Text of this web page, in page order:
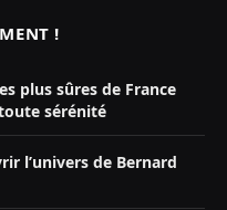
!
plus sûres de France
sérénité
l’univers de Bernard